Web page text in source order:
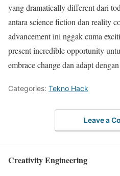
yang dramatically different dari
antara science fiction dan reality
advancement ini nggak cuma
present incredible opportunity
embrace change dan adapt
Categories: Tekno Hack
Leave a
Creativity Engineering